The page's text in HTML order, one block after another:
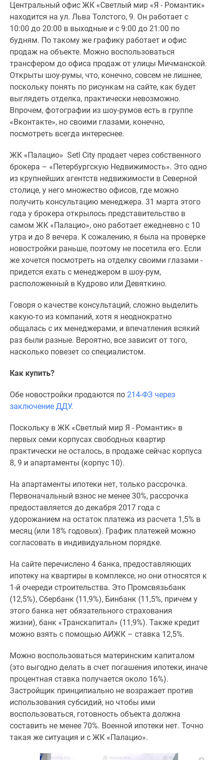
Центральный офис ЖК «Светлый мир «Я - Романтик»
находится на ул. Льва Толстого, 9. Он работает с
10:00 до 20:00 в выходные и с 9:00 до 21:00 по
будням. По такому же графику работает и офис
продаж на объекте. Можно воспользоваться
трансфером до офиса продаж от улицы Мичманской.
Открыты шоу-румы, что, конечно, совсем не лишнее,
поскольку понять по рисункам на сайте, как будет
выглядеть отделка, практически невозможно.
Впрочем, фотографии из шоу-румов есть в группе
«Вконтакте», но своими глазами, конечно,
посмотреть всегда интереснее.
ЖК «Палацио» Setl City продает через собственного
брокера – «Петербургскую Недвижимость». Это одно
из крупнейших агентств недвижимости в Северной
столице, у него множество офисов, где можно
получить консультацию менеджера. 31 марта этого
года у брокера открылось представительство в
самом ЖК «Палацио», оно работает ежедневно с 10
утра и до 8 вечера. К сожалению, я была на проверке
новостройки раньше, поэтому не посетила его. Если
же хочется посмотреть на отделку своими глазами -
придется ехать с менеджером в шоу-рум,
расположенный в Кудрово или Девяткино.
Говоря о качестве консультаций, сложно выделить
какую-то из компаний, хотя я неоднократно
общалась с их менеджерами, и впечатления всякий
раз были разные. Вероятно, все зависит от того,
насколько повезет со специалистом.
Как купить?
Обе новостройки продаются по 214-ФЗ через
заключение ДДУ.
Поскольку в ЖК «Светлый мир Я - Романтик» в
первых семи корпусах свободных квартир
практически не осталось, в продаже сейчас корпуса
8, 9 и апартаменты (корпус 10).
На апартаменты ипотеки нет, только рассрочка.
Первоначальный взнос не менее 30%, рассрочка
предоставляется до декабря 2017 года с
удорожанием на остаток платежа из расчета 1,5% в
месяц (или 18% годовых). График платежей можно
согласовать в индивидуальном порядке.
На сайте перечислено 4 банка, предоставляющих
ипотеку на квартиры в комплексе, но они относятся к
1-й очереди строительства. Это Промсвязьбанк
(12,5%), Сбербанк (11,9%), Бинбанк (11,5%, причем у
этого банка нет обязательного страхования
жизни), банк «Транскапитал» (11,9%). Также кредит
можно взять с помощью АИЖК – ставка 12,5%.
Можно воспользоваться материнским капиталом
(это выгодно делать в счет погашения ипотеки, иначе
процентная ставка получается около 16%).
Застройщик принципиально не возражает против
использования субсидий, но чтобы ими
воспользоваться, готовность объекта должна
составить не менее 70%. Военной ипотеки нет. Точно
такая же ситуация и с ЖК «Палацио».